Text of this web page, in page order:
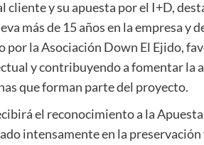
y su apuesta por el I+D,
más de 15 años en la empresa y
la Asociación Down El Ejido,
y contribuyendo a fomentar la
que forman parte del proyecto.
el reconocimiento a la
intensamente en la